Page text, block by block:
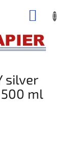
silver
ml